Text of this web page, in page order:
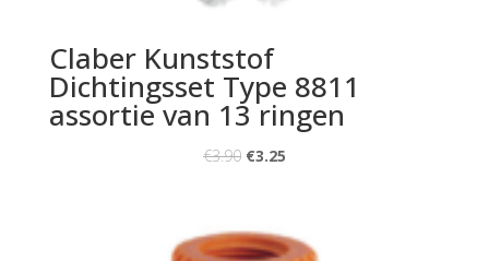
Claber Kunststof
Dichtingsset Type 8811
assortie van 13 ringen
€3.90 €3.25